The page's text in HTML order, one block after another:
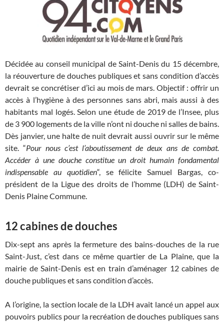
Décidée au conseil municipal de Saint-Denis du 15 décembre,
la réouverture de douches publiques et sans condition d’accès
devrait se concrétiser d’ici au mois de mars. Objectif : offrir un
accès à l’hygiène à des personnes sans abri, mais aussi à des
habitants mal logés. Selon une étude de 2019 de l’Insee, plus
de 3 900 logements de la ville n’ont ni douche ni salles de bains.
Dès janvier, une halte de nuit devrait aussi ouvrir sur le même
site. “Pour nous c’est l’aboutissement de deux ans de combat.
Accéder à une douche constitue un droit humain fondamental
indispensable au quotidien“, se félicite Samuel Bargas, co-
président de la Ligue des droits de l’homme (LDH) de Saint-
Denis Plaine Commune.
12 cabines de douches
Dix-sept ans après la fermeture des bains-douches de la rue
Saint-Just, c’est dans ce même quartier de La Plaine, que la
mairie de Saint-Denis est en train d’aménager 12 cabines de
douche publiques et sans condition d’accès.
A l’origine, la section locale de la LDH avait lancé un appel aux
pouvoirs publics pour la recréation de douches publiques sans